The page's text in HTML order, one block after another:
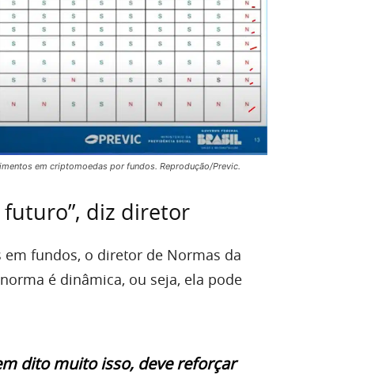
em criptomoedas por fundos. Reprodução/Previc.
futuro”, diz diretor
fundos, o diretor de Normas da
é dinâmica, ou seja, ela pode
dito muito isso, deve reforçar